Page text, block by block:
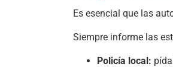
Es esencial que las
Siempre informe las
Policía local: